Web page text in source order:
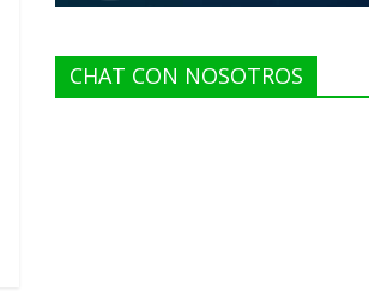
CHAT CON NOSOTROS